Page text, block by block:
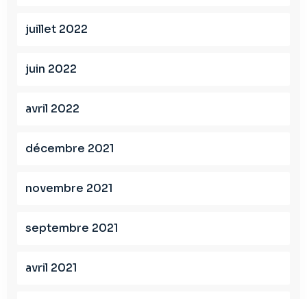
juillet 2022
juin 2022
avril 2022
décembre 2021
novembre 2021
septembre 2021
avril 2021